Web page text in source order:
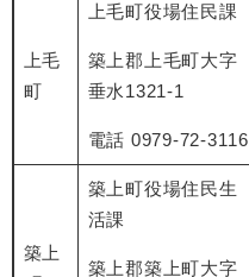
上毛
町
上毛町役場住民課
築上郡上毛町大字
垂水1321-1
電話 0979-72-3116
築上
築上町役場住民生
活課
築上郡築上町大字